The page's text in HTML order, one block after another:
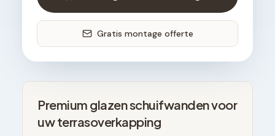
Gratis montage offerte
Premium glazen schuifwanden voor
uw terrasoverkapping